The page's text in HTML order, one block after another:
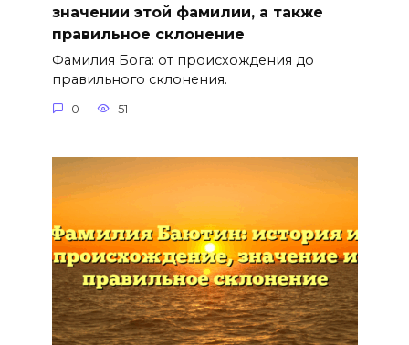
значении этой фамилии, а также
правильное склонение
Фамилия Бога: от происхождения до
правильного склонения.
0 51